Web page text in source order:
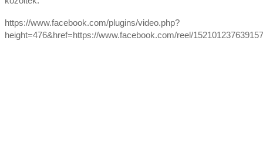
https://www.facebook.com/plugins/video.php?
height=476&href=https://www.facebook.com/reel/